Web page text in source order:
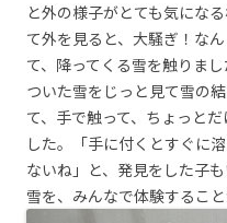
と外の様子がとても気にな
て外を見ると、大騒ぎ！な
て、降ってくる雪を触りま
ついた雪をじっと見て雪の
て、手で触って、ちょっと
した。「手に付くとすぐに
ないね」と、発見をした子
雪を、みんなで体験すること